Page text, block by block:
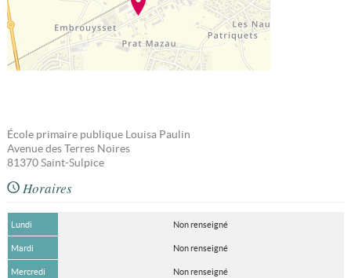
École primaire publique Louisa Paulin
Avenue des Terres Noires
81370 Saint-Sulpice
Horaires
Lundi Non renseigné
Mardi Non renseigné
Mercredi Non renseigné